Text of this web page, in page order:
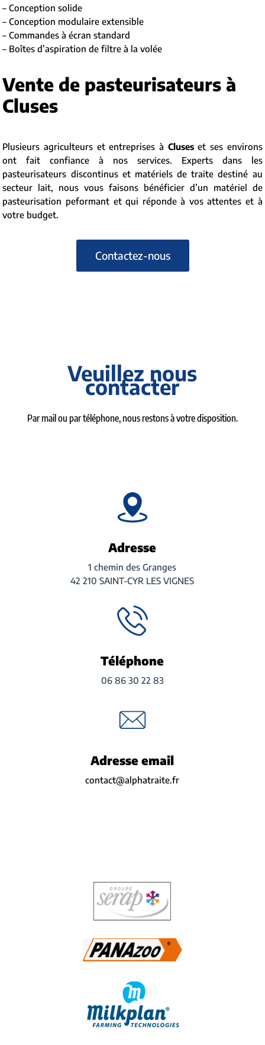
– Conception solide
– Conception modulaire extensible
– Commandes à écran standard
– Boîtes d’aspiration de filtre à la volée
Vente de pasteurisateurs à
Cluses
Plusieurs agriculteurs et entreprises à Cluseset ses environs
ont fait confiance à nos services. Experts dans les
pasteurisateurs discontinus et matériels de traite destiné au
secteur lait, nous vous faisons bénéficier d’un matériel de
pasteurisation peformant et qui réponde à vos attentes et à
votre budget.
Contactez-nous
Veuillez nous
contacter
Par mail ou par téléphone, nous restons à votre disposition.
Adresse
1 chemin des Granges
42 210 SAINT-CYR LES VIGNES
Téléphone
06 86 30 22 83
Adresse email
contact@alphatraite.fr